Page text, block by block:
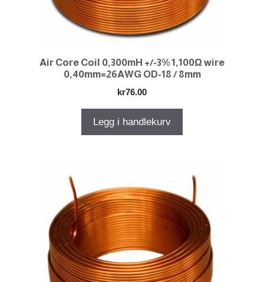
Air Core Coil 0,300mH +/-3% 1,100Ω wire
0,40mm=26AWG OD-18 / 8mm
kr76.00
Legg i handlekurv